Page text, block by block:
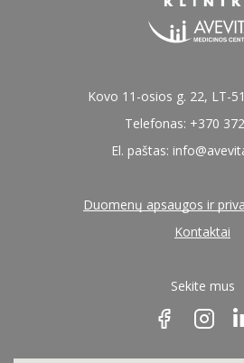
Kovo 11-osios g. 22, LT-
Telefonas: +370
El. paštas:
Duomenų apsaugos ir
Kontaktai
Sekite mus